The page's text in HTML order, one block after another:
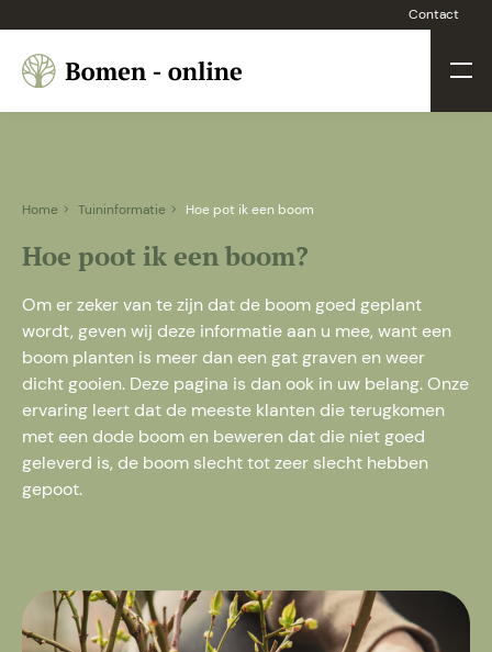
Contact
Home Tuininformatie Hoe pot ik een boom
Hoe poot ik een boom?
Om er zeker van te zijn dat de boom goed geplant
wordt, geven wij deze informatie aan u mee, want een
boom planten is meer dan een gat graven en weer
dicht gooien. Deze pagina is dan ook in uw belang. Onze
ervaring leert dat de meeste klanten die terugkomen
met een dode boom en beweren dat die niet goed
geleverd is, de boom slecht tot zeer slecht hebben
gepoot.